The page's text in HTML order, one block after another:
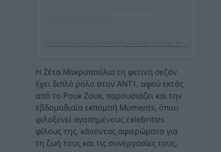
Η Ζέτα Μακρυπούλια τη φετινή σεζόν
έχει διπλό ρόλο στον ANT1, αφού εκτός
από το Ρουκ Ζουκ, παρουσιάζει και την
εβδομαδιαία εκπομπή Moments, όπου
φιλοξενεί αγαπημένους celebrities
φίλους της, κάνοντας αφιερώματα για
τη ζωή τους και τις συνεργασίες τους.